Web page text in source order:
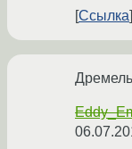
Ссылка